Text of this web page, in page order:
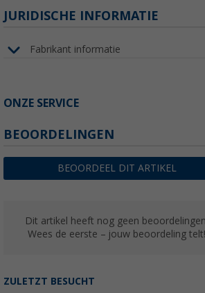
JURIDISCHE INFORMATIE
Fabrikant informatie
ONZE SERVICE
BEOORDELINGEN
BEOORDEEL DIT ARTIKEL
Dit artikel heeft nog geen
Wees de eerste – jouw beoordeling telt!
ZULETZT BESUCHT